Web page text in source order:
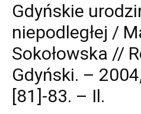
Gdyńskie
niepodległej /
Sokołowska //
Gdyński. –
[81]-83. – Il.